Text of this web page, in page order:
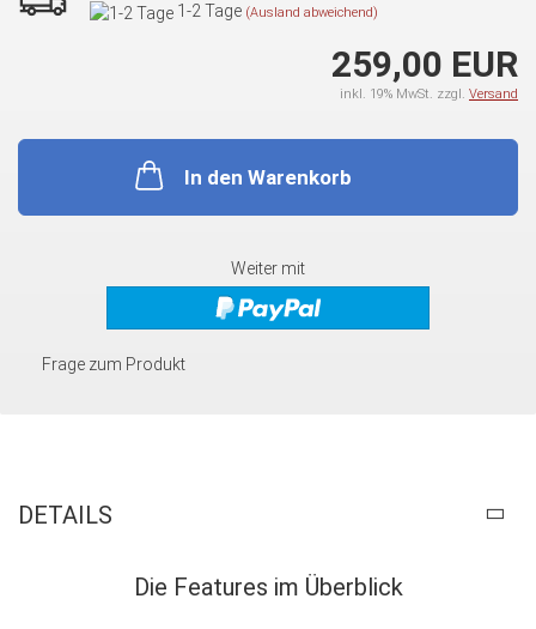
1-2 Tage (Ausland abweichend)
259,00 EUR
inkl. 19% MwSt. zzgl. Versand
In den Warenkorb
Weiter mit
Frage zum Produkt
DETAILS
Die Features im Überblick